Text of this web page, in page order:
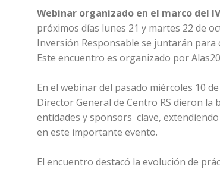
Webinar organizado en el marco del
próximos días lunes 21 y martes 22 de
Inversión Responsable se juntarán
Este encuentro es organizado por
En el webinar del pasado miércoles 10
Director General de Centro RS dieron la
entidades y sponsors clave,
en este importante evento.
El encuentro destacó la evolución de